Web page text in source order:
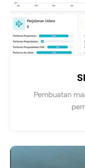
Pembuatan